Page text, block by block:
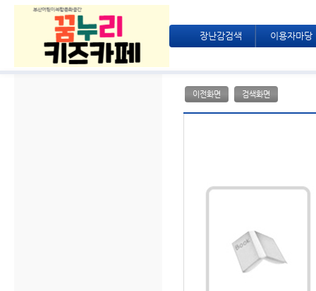
장난감검색 이용자마당
이전화면 검색화면